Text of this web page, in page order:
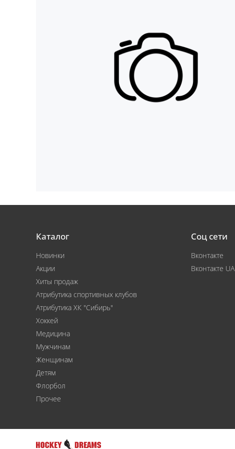
Каталог
Новинки
Акции
Хиты продаж
Атрибутика спортивных клубов
Атрибутика ХК "Сибирь"
Хоккей
Медицина
Мужчинам
Женщинам
Детям
Флорбол
Прочее
Соц сети
Вконтакте
Вконтакте UA